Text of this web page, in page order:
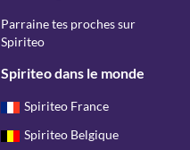
Parraine tes proches sur
Spiriteo
Spiriteo dans le monde
Spiriteo France
Spiriteo Belgique